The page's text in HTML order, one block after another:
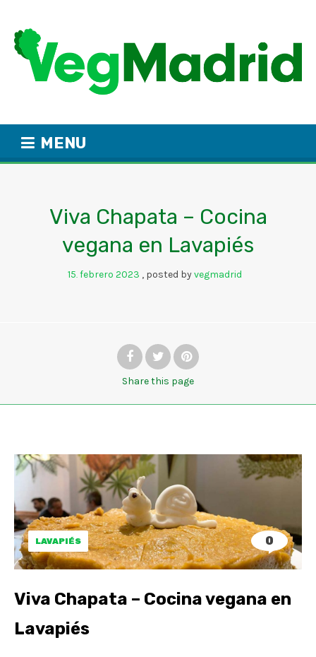
MENU
Viva Chapata – Cocina
vegana en Lavapiés
15. febrero 2023 posted byvegmadrid
Sharethis page
LAVAPIÉS 0
Viva Chapata – Cocina vegana en
Lavapiés